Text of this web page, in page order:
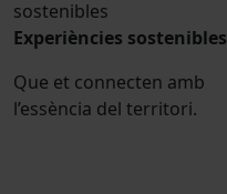
Experiències sostenibles
Que et connecten amb
l’essència del territori.